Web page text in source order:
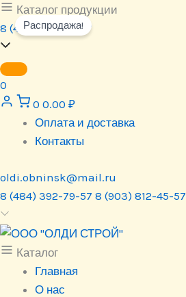
Перейти
к
содержимому
Каталог продукции
8 (484) 392-79-57
0
0 0.00 ₽
Оплата и доставка
Контакты
oldi.obninsk@mail.ru
8 (484) 392-79-57 8 (903) 812-45-57
Каталог
Главная
О нас
Распродажа!